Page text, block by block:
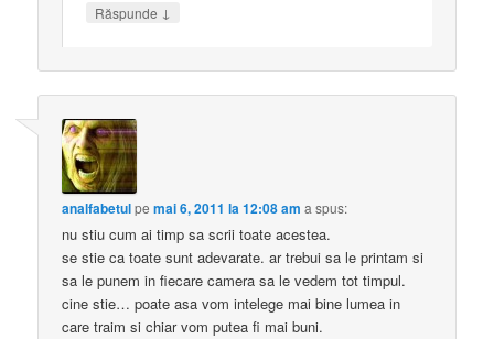
Răspunde ↓
analfabetulpemai 6, 2011 la 12:08 am a spus:
nu stiu cum ai timp sa scrii toate acestea.
se stie ca toate sunt adevarate. ar trebui sa le printam si
sa le punem in fiecare camera sa le vedem tot timpul.
cine stie… poate asa vom intelege mai bine lumea in
care traim si chiar vom putea fi mai buni.